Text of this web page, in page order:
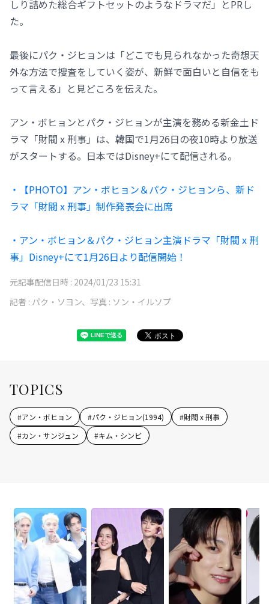
しり詰めた総合ギフトセットのようなドラマだ」とPRし
た。
最後にパク・ジヒョンは「どこでも見られなかった奇想天
外な方法で捜査をしていく姿が、新鮮で面白いと自信をも
って言える」と見どころを伝えた。
アン・ボヒョンとパク・ジヒョンが主演を務める新金土ド
ラマ「財閥 x 刑事」は、韓国で1月26日の夜10時より放送
がスタートする。日本ではDisney+にて配信される。
・【PHOTO】アン・ボヒョン＆パク・ジヒョンら、新ド
ラマ「財閥 x 刑事」制作発表会に出席
・アン・ボヒョン＆パク・ジヒョン主演ドラマ「財閥 x 刑
事」Disney+にて1月26日より配信開始！
元記事配信日時 : 2024/01/23 15:31
記者 : パク・ソヨン、写真 : ソン・イルソプ
TOPICS
#アン・ボヒョン #パク・ジヒョン(1994) #財閥 x 刑事
#カン・サンジュン #キム・シンビ